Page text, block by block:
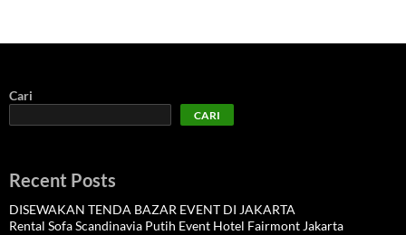
Cari
CARI
Recent Posts
DISEWAKAN TENDA BAZAR EVENT DI JAKARTA
Rental Sofa Scandinavia Putih Event Hotel Fairmont Jakarta